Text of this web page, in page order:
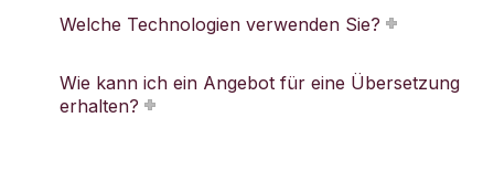
Welche Technologien verwenden Sie?
Wie kann ich ein Angebot für eine Übersetzung
erhalten?